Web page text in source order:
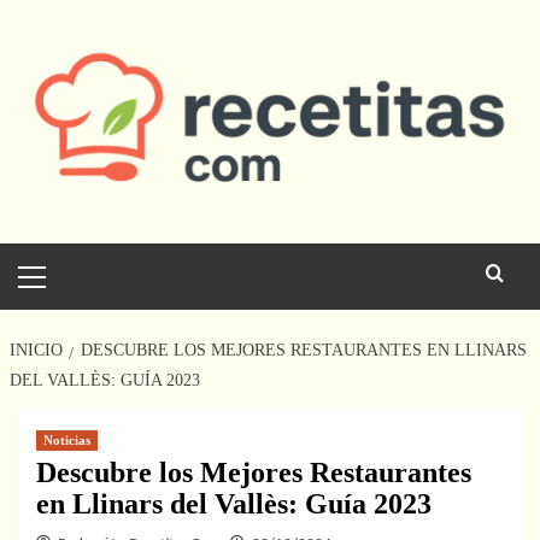
contenido
principal
INICIO
DESCUBRE LOS MEJORES RESTAURANTES EN LLINARS
DEL VALLÈS: GUÍA 2023
Noticias
Descubre los Mejores Restaurantes
en Llinars del Vallès: Guía 2023